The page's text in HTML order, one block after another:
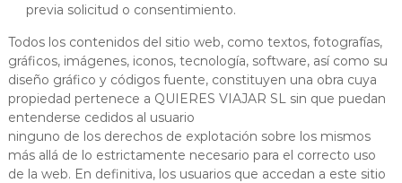
previa solicitud o consentimiento.
Todos los contenidos del sitio web, como textos, fotografías,
gráficos, imágenes, iconos, tecnología, software, así como su
diseño gráfico y códigos fuente, constituyen una obra cuya
propiedad pertenece a QUIERES VIAJAR SL sin que puedan
entenderse cedidos al usuario
ninguno de los derechos de explotación sobre los mismos
más allá de lo estrictamente necesario para el correcto uso
de la web. En definitiva, los usuarios que accedan a este sitio